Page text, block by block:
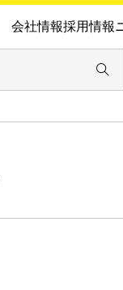
会社情報採用情報